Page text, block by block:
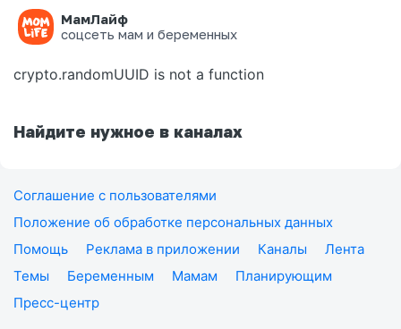
МамЛайф
соцсеть мам и беременных
Ошибка на странице
crypto.randomUUID is not a function
Найдите нужное в каналах
Соглашение с пользователями
Положение об обработке персональных данных
Помощь
Реклама в приложении Каналы
Лента
Темы
Беременным Мамам
Планирующим
Пресс-центр